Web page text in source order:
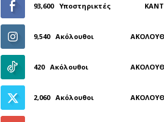
93,600 Υποστηρικτές
9,540 Ακόλουθοι
420 Ακόλουθοι
2,060 Ακόλουθοι